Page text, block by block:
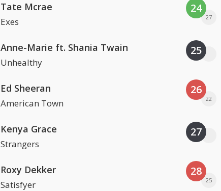
Tate Mcrae
Exes
Anne-Marie ft. Shania Twain
Unhealthy
Ed Sheeran
American Town
Kenya Grace
Strangers
Roxy Dekker
Satisfyer
24
27
25
26
22
27
28
25